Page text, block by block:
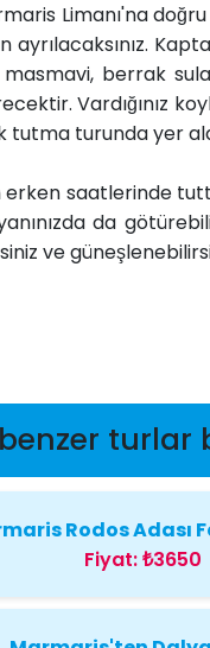
Limanı'na
berrak
Vardığınız
turunda yer
saatlerinde
da
ve
turlar
Rodos Adası
Fiyat:₺3650